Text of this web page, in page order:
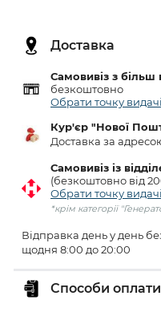
Доставка
Самовивіз з більш
безкоштовно
Обрати точку видачі
Кур'єр "Нової
Доставка за
Самовивіз із
(безкоштовно від
Обрати точку видачі
*крім категорії
Відправка день у день
щодня 8:00 до 20:00
Способи оплати